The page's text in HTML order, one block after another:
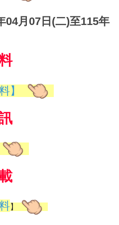
04月07日(二)至115年
】
】